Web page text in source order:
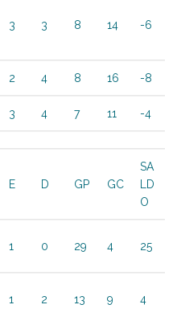
3 3 8 14 -6
2 4 8 16 -8
3 4 7 11 -4
E D GP GC
SA
LD
O
1 0 29 4 25
1 2 13 9 4